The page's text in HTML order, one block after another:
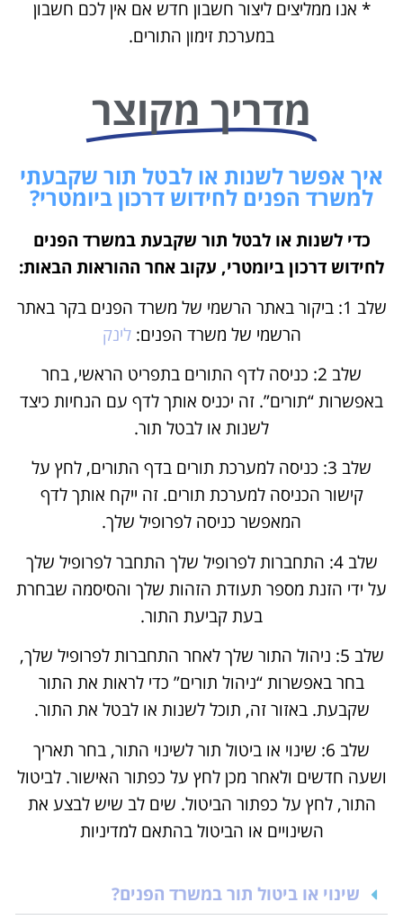
* אנו ממליצים ליצור חשבון חדש אם אין לכם חשבון
במערכת זימון התורים.
מדריך מקוצר
איך אפשר לשנות או לבטל תור שקבעתי
למשרד הפנים לחידוש דרכון ביומטרי?
כדי לשנות או לבטל תור שקבעת במשרד הפנים
לחידוש דרכון ביומטרי, עקוב אחר ההוראות הבאות:
שלב 1: ביקור באתר הרשמי של משרד הפנים בקר באתר
הרשמי של משרד הפנים:לינק
שלב 2: כניסה לדף התורים בתפריט הראשי, בחר
באפשרות “תורים”. זה יכניס אותך לדף עם הנחיות כיצד
לשנות או לבטל תור.
שלב 3: כניסה למערכת תורים בדף התורים, לחץ על
קישור הכניסה למערכת תורים. זה ייקח אותך לדף
המאפשר כניסה לפרופיל שלך.
שלב 4: התחברות לפרופיל שלך התחבר לפרופיל שלך
על ידי הזנת מספר תעודת הזהות שלך והסיסמה שבחרת
בעת קביעת התור.
שלב 5: ניהול התור שלך לאחר התחברות לפרופיל שלך,
בחר באפשרות “ניהול תורים” כדי לראות את התור
שקבעת. באזור זה, תוכל לשנות או לבטל את התור.
שלב 6: שינוי או ביטול תור לשינוי התור, בחר תאריך
ושעה חדשים ולאחר מכן לחץ על כפתור האישור. לביטול
התור, לחץ על כפתור הביטול. שים לב שיש לבצע את
השינויים או הביטול בהתאם למדיניות
שינוי או ביטול תור במשרד הפנים?